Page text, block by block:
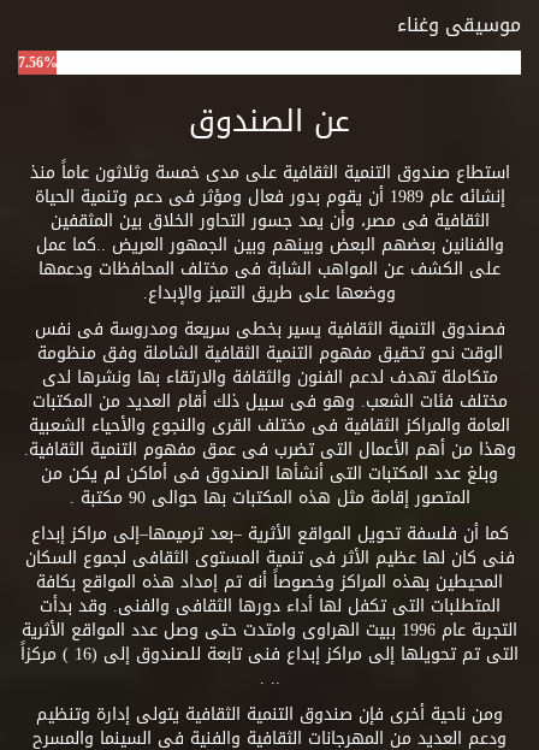
موسيقى وغناء
7.56%
عن الصندوق
استطاع صندوق التنمية الثقافية على مدى خمسة وثلاثون عاماً منذ
إنشائه عام 1989 أن يقوم بدور فعال ومؤثر فى دعم وتنمية الحياة
الثقافية فى مصر، وأن يمد جسور التحاور الخلاق بين المثقفين
والفنانين بعضهم البعض وبينهم وبين الجمهور العريض ..كما عمل
على الكشف عن المواهب الشابة فى مختلف المحافظات ودعمها
ووضعها على طريق التميز والإبداع.
فصندوق التنمية الثقافية يسير بخطى سريعة ومدروسة فى نفس
الوقت نحو تحقيق مفهوم التنمية الثقافية الشاملة وفق منظومة
متكاملة تهدف لدعم الفنون والثقافة والارتقاء بها ونشرها لدى
مختلف فئات الشعب. وهو فى سبيل ذلك أقام العديد من المكتبات
العامة والمراكز الثقافية فى مختلف القرى والنجوع والأحياء الشعبية
وهذا من أهم الأعمال التى تضرب فى عمق مفهوم التنمية الثقافية.
وبلغ عدد المكتبات التى أنشأها الصندوق فى أماكن لم يكن من
المتصور إقامة مثل هذه المكتبات بها حوالى 90 مكتبة .
كما أن فلسفة تحويل المواقع الأثرية –بعد ترميمها–إلى مراكز إبداع
فنى كان لها عظيم الأثر فى تنمية المستوى الثقافى لجموع السكان
المحيطين بهذه المراكز وخصوصاً أنه تم إمداد هذه المواقع بكافة
المتطلبات التى تكفل لها أداء دورها الثقافى والفنى. وقد بدأت
التجربة عام 1996 ببيت الهراوى وامتدت حتى وصل عدد المواقع الأثرية
التى تم تحويلها إلى مراكز إبداع فنى تابعة للصندوق إلى (16 ) مركزاً
.. .
ومن ناحية أخرى فإن صندوق التنمية الثقافية يتولى إدارة وتنظيم
ودعم العديد من المهرجانات الثقافية والفنية فى السينما والمسرح